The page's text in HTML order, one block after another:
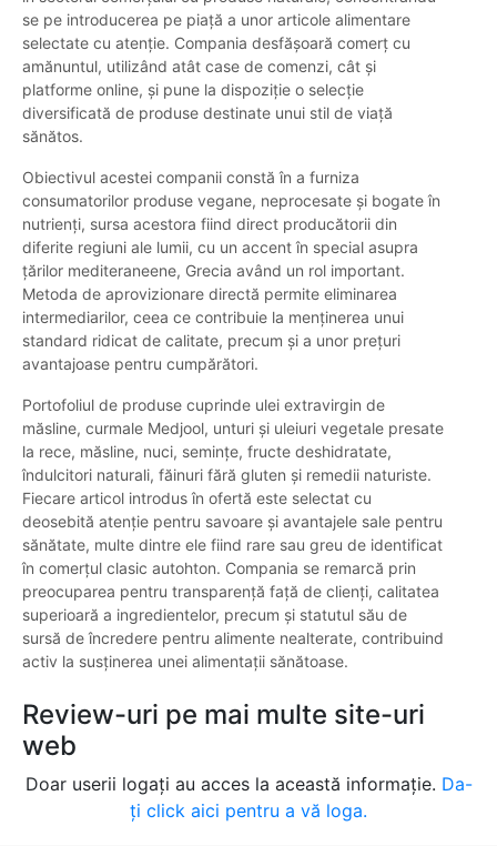
se pe introducerea pe piață a unor articole alimentare
selectate cu atenție. Compania desfășoară comerț cu
amănuntul, utilizând atât case de comenzi, cât și
platforme online, și pune la dispoziție o selecție
diversificată de produse destinate unui stil de viață
sănătos.
Obiectivul acestei companii constă în a furniza
consumatorilor produse vegane, neprocesate și bogate în
nutrienți, sursa acestora fiind direct producătorii din
diferite regiuni ale lumii, cu un accent în special asupra
țărilor mediteraneene, Grecia având un rol important.
Metoda de aprovizionare directă permite eliminarea
intermediarilor, ceea ce contribuie la menținerea unui
standard ridicat de calitate, precum și a unor prețuri
avantajoase pentru cumpărători.
Portofoliul de produse cuprinde ulei extravirgin de
măsline, curmale Medjool, unturi și uleiuri vegetale presate
la rece, măsline, nuci, semințe, fructe deshidratate,
îndulcitori naturali, făinuri fără gluten și remedii naturiste.
Fiecare articol introdus în ofertă este selectat cu
deosebită atenție pentru savoare și avantajele sale pentru
sănătate, multe dintre ele fiind rare sau greu de identificat
în comerțul clasic autohton. Compania se remarcă prin
preocuparea pentru transparență față de clienți, calitatea
superioară a ingredientelor, precum și statutul său de
sursă de încredere pentru alimente nealterate, contribuind
activ la susținerea unei alimentații sănătoase.
Review-uri pe mai multe site-uri
web
Doar userii logați au acces la această informație. Da-
ți click aici pentru a vă loga.